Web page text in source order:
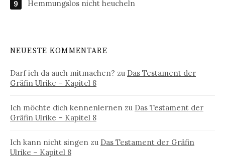
Hemmungslos nicht heucheln
NEUESTE KOMMENTARE
Darf ich da auch mitmachen? zu Das Testament der
Gräfin Ulrike – Kapitel 8
Ich möchte dich kennenlernen zu Das Testament der
Gräfin Ulrike – Kapitel 8
Ich kann nicht singen zu Das Testament der Gräfin
Ulrike – Kapitel 8